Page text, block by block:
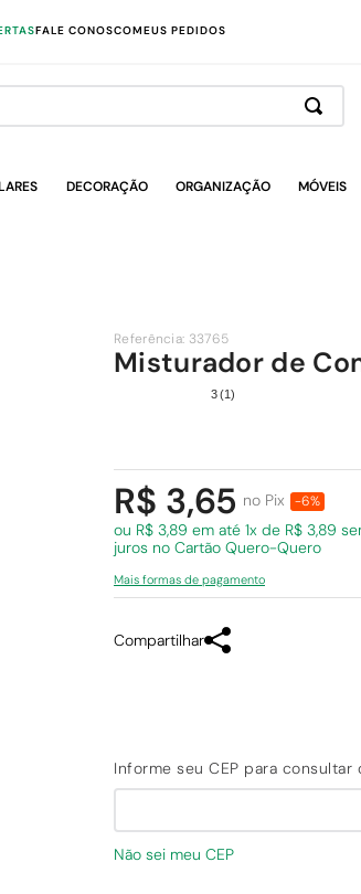
FALE CONOSCOMEUS PEDIDOS
DECORAÇÃO ORGANIZAÇÃO MÓVEIS
Referência: 33765
Misturador de
3(1)
R$ 3,65 no Pix -6%
ou R$ 3,89 em até 1x de R$ 3,89
juros no Cartão Quero-Quero
Mais formas de pagamento
Compartilhar
Não sei meu CEP